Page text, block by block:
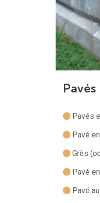
Pavés
Pavés
Pavé
Grès
Pavé
Pavé